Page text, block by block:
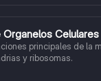
Organelos Celulares
principales de la
y ribosomas.